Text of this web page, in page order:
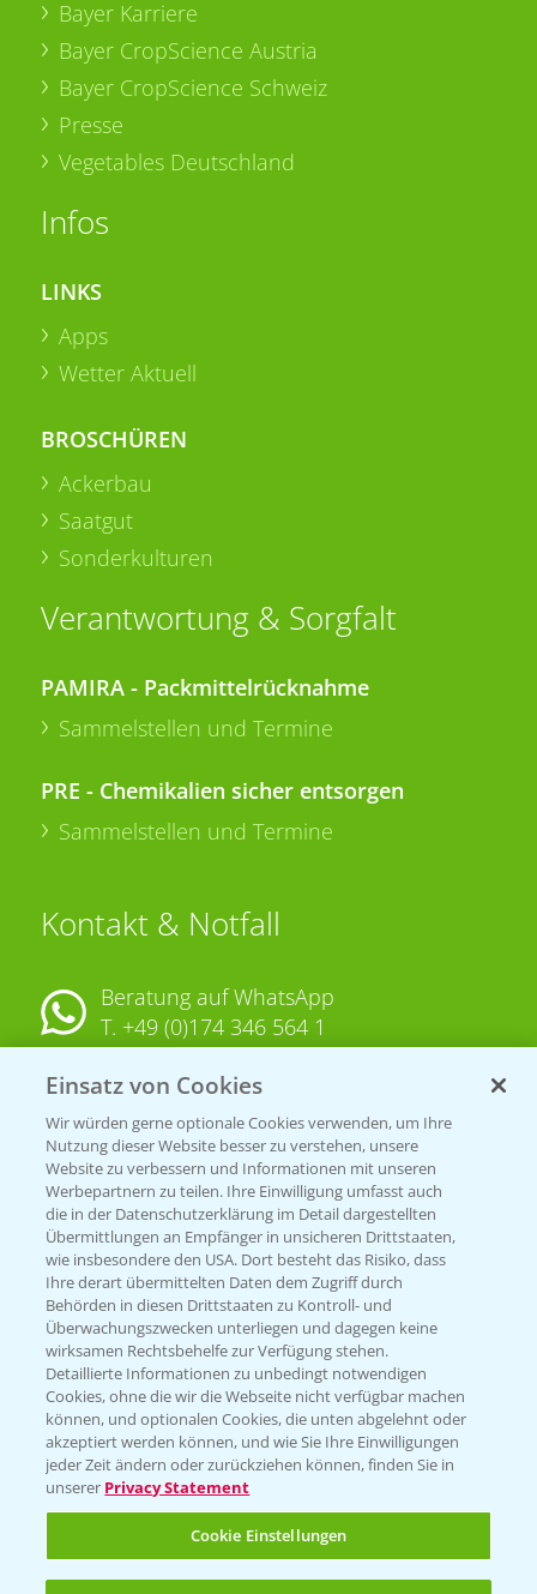
Bayer Karriere
Bayer CropScience Austria
Bayer CropScience Schweiz
Presse
Vegetables Deutschland
Infos
LINKS
Apps
Wetter Aktuell
BROSCHÜREN
Ackerbau
Saatgut
Sonderkulturen
Verantwortung & Sorgfalt
PAMIRA - Packmittelrücknahme
Sammelstellen und Termine
PRE - Chemikalien sicher entsorgen
Sammelstellen und Termine
Kontakt & Notfall
Beratung auf WhatsApp
T. +49 (0)174 346 564 1
KONTAKT
Hilfe in Notfällen
T.+49 (0)214/30-20220
Folgen Sie uns
Einsatz von Cookies
Wir würden gerne optionale Cookies verwenden, um Ihre
Nutzung dieser Website besser zu verstehen, unsere
Website zu verbessern und Informationen mit unseren
Werbepartnern zu teilen. Ihre Einwilligung umfasst auch
die in der Datenschutzerklärung im Detail dargestellten
Übermittlungen an Empfänger in unsicheren Drittstaaten,
wie insbesondere den USA. Dort besteht das Risiko, dass
Ihre derart übermittelten Daten dem Zugriff durch
Behörden in diesen Drittstaaten zu Kontroll- und
Überwachungszwecken unterliegen und dagegen keine
wirksamen Rechtsbehelfe zur Verfügung stehen.
Detaillierte Informationen zu unbedingt notwendigen
Cookies, ohne die wir die Webseite nicht verfügbar machen
können, und optionalen Cookies, die unten abgelehnt oder
akzeptiert werden können, und wie Sie Ihre Einwilligungen
jeder Zeit ändern oder zurückziehen können, finden Sie in
unserer Privacy Statement
Cookie Einstellungen